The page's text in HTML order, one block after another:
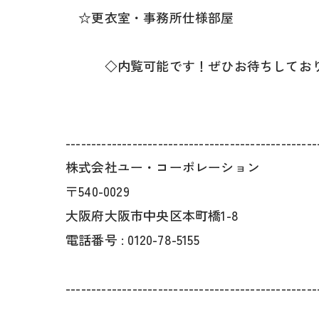
☆更衣室・事務所仕様部屋
◇内覧可能です！ぜひお待ちしてお
株式会社ユー・コーポレーション
〒540-0029
大阪府大阪市中央区本町橋1-8
電話番号 : 0120-78-5155